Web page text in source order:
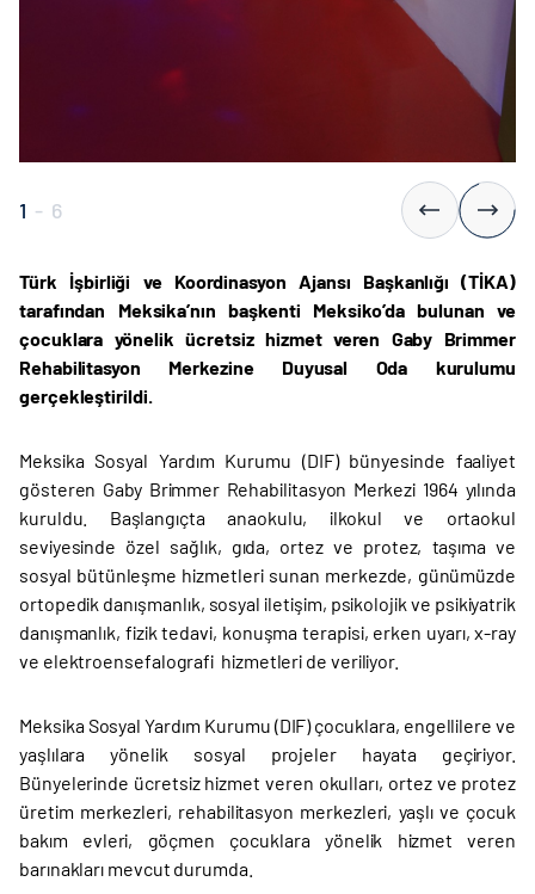
1 - 6
Türk İşbirliği ve Koordinasyon Ajansı Başkanlığı (TİKA)
tarafından Meksika’nın başkenti Meksiko’da bulunan ve
çocuklara yönelik ücretsiz hizmet veren Gaby Brimmer
Rehabilitasyon Merkezine Duyusal Oda kurulumu
gerçekleştirildi.
Meksika Sosyal Yardım Kurumu (DIF) bünyesinde faaliyet
gösteren Gaby Brimmer Rehabilitasyon Merkezi 1964 yılında
kuruldu. Başlangıçta anaokulu, ilkokul ve ortaokul
seviyesinde özel sağlık, gıda, ortez ve protez, taşıma ve
sosyal bütünleşme hizmetleri sunan merkezde, günümüzde
ortopedik danışmanlık, sosyal iletişim, psikolojik ve psikiyatrik
danışmanlık, fizik tedavi, konuşma terapisi, erken uyarı, x-ray
ve elektroensefalografi hizmetleri de veriliyor.
Meksika Sosyal Yardım Kurumu (DIF) çocuklara, engellilere ve
yaşlılara yönelik sosyal projeler hayata geçiriyor.
Bünyelerinde ücretsiz hizmet veren okulları, ortez ve protez
üretim merkezleri, rehabilitasyon merkezleri, yaşlı ve çocuk
bakım evleri, göçmen çocuklara yönelik hizmet veren
barınakları mevcut durumda.